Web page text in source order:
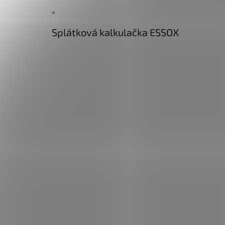
×
Splátková kalkulačka ESSOX